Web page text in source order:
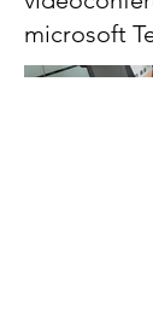
microsoft